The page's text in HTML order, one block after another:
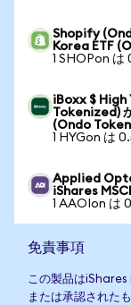
Shopify
Korea ETF
1 SHOPon
iBoxx $
Tokenized)
(Ondo
1 HYGon は
Applied
iShares
1 AAOIon は
免責事項
この製品はiShares
または承認された